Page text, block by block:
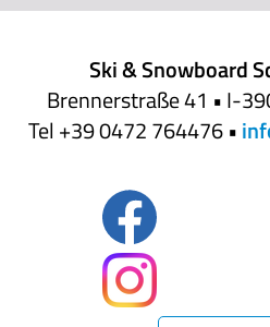
Ski & Snowboard
Brennerstraße 41 • I-
Tel +39 0472 764476 •